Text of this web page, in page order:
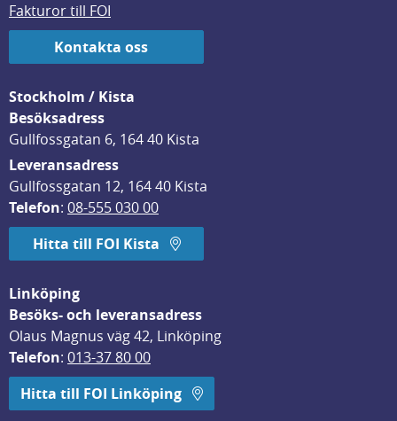
Fakturor till FOI
Kontakta oss
Stockholm / Kista
Besöksadress
Gullfossgatan 6, 164 40 Kista
Leveransadress
Gullfossgatan 12, 164 40 Kista
Telefon: 08-555 030 00
Hitta till FOI Kista
Linköping
Besöks- och leveransadress
Olaus Magnus väg 42, Linköping
Telefon: 013-37 80 00
Hitta till FOI Linköping